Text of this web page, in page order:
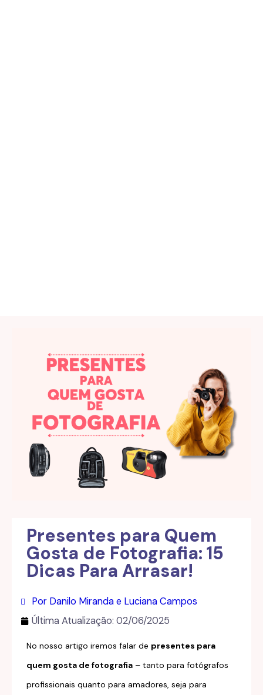
Presentes para Quem
Gosta de Fotografia: 15
Dicas Para Arrasar!
Por Danilo Miranda e Luciana Campos
Última Atualização: 02/06/2025
No nosso artigo iremos falar de presentes para
quem gosta de fotografia – tanto para fotógrafos
profissionais quanto para amadores, seja para